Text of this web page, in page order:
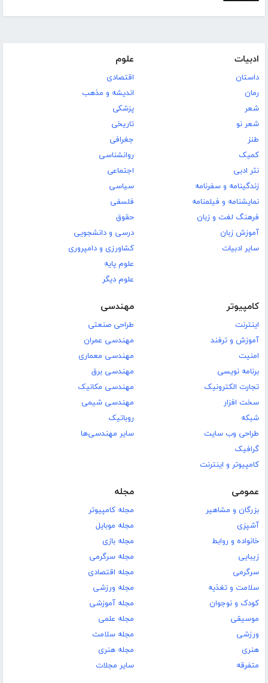
ادبیات
داستان
رمان
شعر
شعر نو
طنز
کمیک
نثر ادبی
زندگینامه و سفرنامه
نمایشنامه و فیلمنامه
فرهنگ لغت و زبان
آموزش زبان
سایر ادبیات
علوم
اقتصادی
اندیشه و مذهب
پزشکی
تاریخی
جغرافی
روانشناسی
اجتماعی
سیاسی
فلسفی
حقوق
درسی و دانشجویی
کشاورزی و دامپروری
علوم پایه
علوم دیگر
کامپیوتر
اینترنت
آموزش و ترفند
امنیت
برنامه نویسی
تجارت الکترونیک
سخت افزار
شبکه
طراحی وب سایت
گرافیک
کامپیوتر و اینترنت
مهندسی
طراحی صنعتی
مهندسی عمران
مهندسی معماری
مهندسی برق
مهندسی مکانیک
مهندسی شیمی
روباتیک
سایر مهندسی‌ها
عمومی
بزرگان و مشاهیر
آشپزی
خانواده و روابط
زیبایی
سرگرمی
سلامت و تغذیه
کودک و نوجوان
موسیقی
ورزشی
هنری
متفرقه
مجله
مجله کامپیوتر
مجله موبایل
مجله بازی
مجله سرگرمی
مجله اقتصادی
مجله ورزشی
مجله آموزشی
مجله علمی
مجله سلامت
مجله هنری
سایر مجلات